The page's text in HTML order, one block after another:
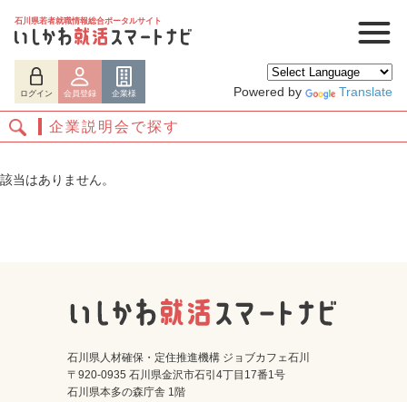
石川県若者就職情報総合ポータルサイト
ログイン 会員登録 企業様 Powered by Translate
ログイン 会員登録
企業説明会で探す
該当はありません。
石川県人材確保・定住推進機構 ジョブカフェ石川
〒920-0935 石川県金沢市石引4丁目17番1号
石川県本多の森庁舎 1階